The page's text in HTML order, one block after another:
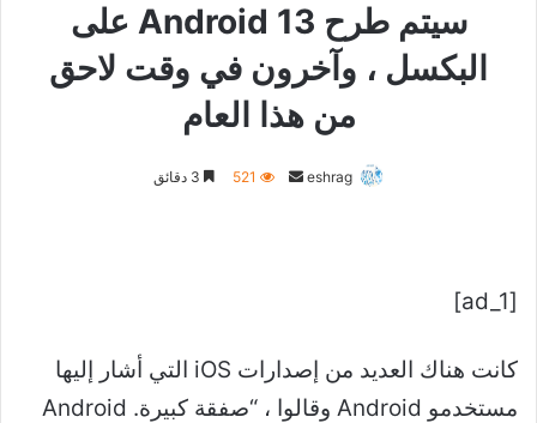
سيتم طرح Android 13 على
البكسل ، وآخرون في وقت لاحق
من هذا العام
eshrag
أرسل 521
[ad_1]
كانت هناك العديد من إصدارات iOS التي أشار إليها
مستخدمو Android وقالوا ، “صفقة كبيرة. Android